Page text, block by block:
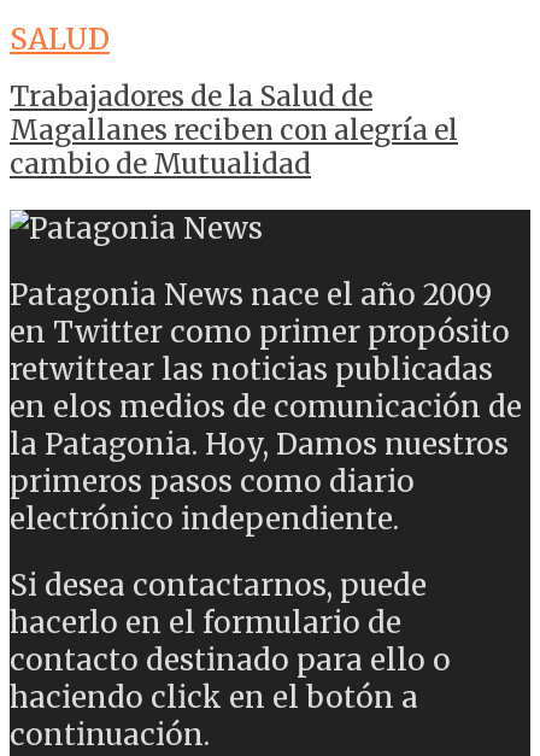
SALUD
Trabajadores de la Salud de
Magallanes reciben con alegría el
cambio de Mutualidad
Patagonia News nace el año 2009
en Twitter como primer propósito
retwittear las noticias publicadas
en elos medios de comunicación de
la Patagonia. Hoy, Damos nuestros
primeros pasos como diario
electrónico independiente.
Si desea contactarnos, puede
hacerlo en el formulario de
contacto destinado para ello o
haciendo click en el botón a
continuación.